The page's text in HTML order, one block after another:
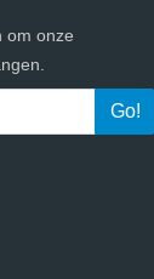
om onze